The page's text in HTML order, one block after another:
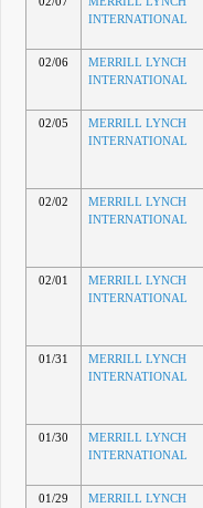
INTERNATIONAL
02/06
MERRILL LYNCH
INTERNATIONAL
02/05
MERRILL LYNCH
INTERNATIONAL
02/02
MERRILL LYNCH
INTERNATIONAL
02/01
MERRILL LYNCH
INTERNATIONAL
01/31
MERRILL LYNCH
INTERNATIONAL
01/30
MERRILL LYNCH
INTERNATIONAL
01/29
MERRILL LYNCH